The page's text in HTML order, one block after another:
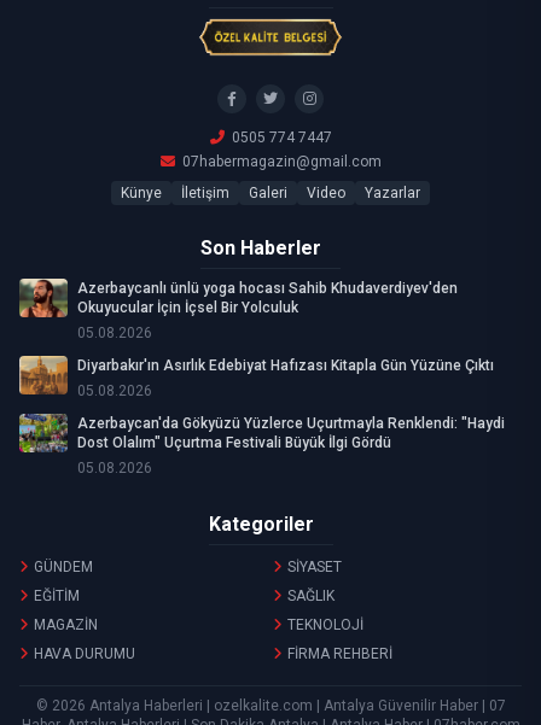
0505 774 7447
07habermagazin@gmail.com
Künye
İletişim Galeri Video Yazarlar
Son Haberler
Azerbaycanlı ünlü yoga hocası Sahib Khudaverdiyev'den
Okuyucular İçin İçsel Bir Yolculuk
05.08.2026
Diyarbakır'ın Asırlık Edebiyat Hafızası Kitapla Gün Yüzüne Çıktı
05.08.2026
Azerbaycan'da Gökyüzü Yüzlerce Uçurtmayla Renklendi: "Haydi
Dost Olalım" Uçurtma Festivali Büyük İlgi Gördü
05.08.2026
Kategoriler
GÜNDEM
SİYASET
EĞİTİM
SAĞLIK
MAGAZİN
TEKNOLOJİ
HAVA DURUMU
FİRMA REHBERİ
© 2026 Antalya Haberleri | ozelkalite.com | Antalya Güvenilir Haber | 07